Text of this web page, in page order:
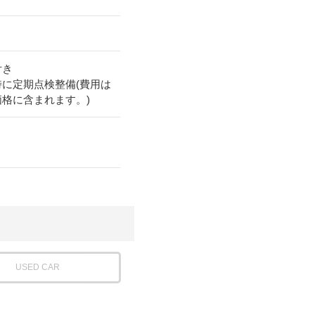
定期点検整備(費用は
に含まれます。)
USED CAR